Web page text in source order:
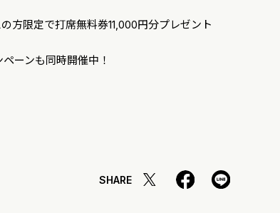
方限定で打席無料券11,000円分プレゼント
ーンも同時開催中！
SHARE